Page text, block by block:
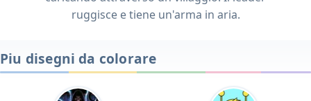
ruggisce e tiene un'arma in aria.
Piu disegni da colorare